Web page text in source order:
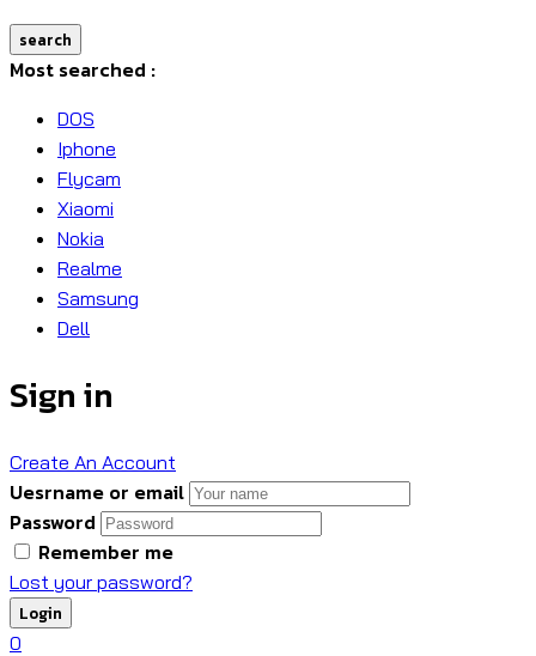
search
Most searched :
DOS
Iphone
Flycam
Xiaomi
Nokia
Realme
Samsung
Dell
Sign in
Create An Account
Uesrname or email
Password
Remember me
Lost your password?
0